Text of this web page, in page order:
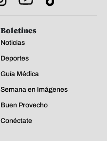
Boletines
Noticias
Deportes
Guía Médica
Semana en Imágenes
Buen Provecho
Conéctate